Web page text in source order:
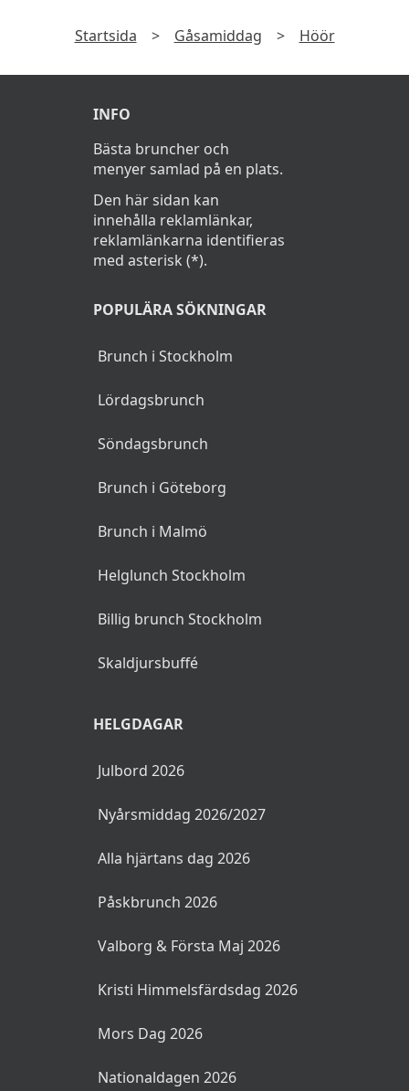
Startsida > Gåsamiddag > Höör
INFO
Bästa bruncher och
menyer samlad på en plats.
Den här sidan kan
innehålla reklamlänkar,
reklamlänkarna identifieras
med asterisk (*).
POPULÄRA SÖKNINGAR
Brunch i Stockholm
Lördagsbrunch
Söndagsbrunch
Brunch i Göteborg
Brunch i Malmö
Helglunch Stockholm
Billig brunch Stockholm
Skaldjursbuffé
HELGDAGAR
Julbord 2026
Nyårsmiddag 2026/2027
Alla hjärtans dag 2026
Påskbrunch 2026
Valborg & Första Maj 2026
Kristi Himmelsfärdsdag 2026
Mors Dag 2026
Nationaldagen 2026